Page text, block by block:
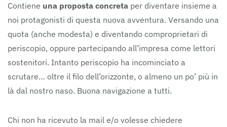
Contiene una proposta concreta per diventare insieme a
noi protagonisti di questa nuova avventura. Versando una
quota (anche modesta) e diventando comproprietari di
periscopio, oppure partecipando all’impresa come lettori
sostenitori. Intanto periscopio ha incominciato a
scrutare… oltre il filo dell’orizzonte, o almeno un po’ più in
là dal nostro naso. Buona navigazione a tutti.
Chi non ha ricevuto la mail e/o volesse chiedere